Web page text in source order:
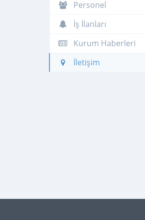
Personel
İş İlanları
Kurum Haberleri
İletişim